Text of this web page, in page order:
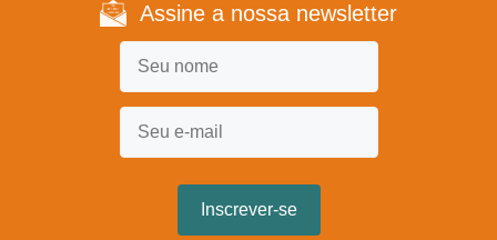
Assine a nossa newsletter